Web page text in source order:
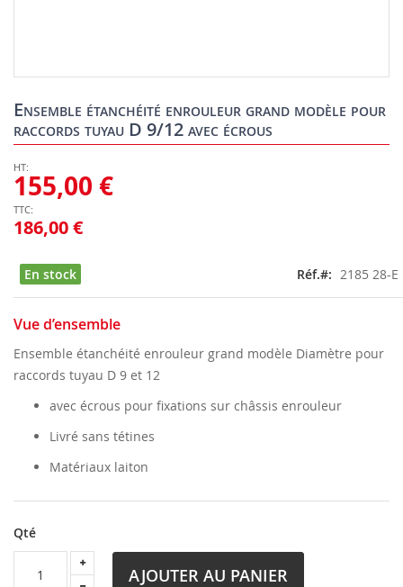
Ensemble étanchéité enrouleur grand modèle pour
raccords tuyau D 9/12 avec écrous
186,00 €
155,00 €
En stock Réf. 2185 28-E
Vue d’ensemble
Ensemble étanchéité enrouleur grand modèle Diamètre pour
raccords tuyau D 9 et 12
avec écrous pour fixations sur châssis enrouleur
Livré sans tétines
Matériaux laiton
Qté
AJOUTER AU PANIER
to
the
beginning
the
images
gallery